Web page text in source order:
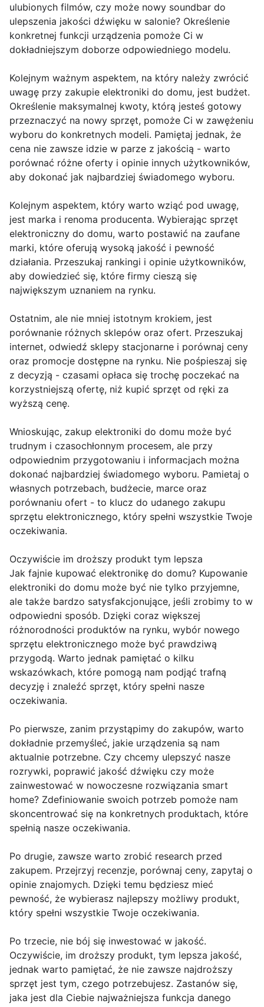
ulubionych filmów, czy może nowy soundbar do
ulepszenia jakości dźwięku w salonie? Określenie
konkretnej funkcji urządzenia pomoże Ci w
dokładniejszym doborze odpowiedniego modelu.
Kolejnym ważnym aspektem, na który należy zwrócić
uwagę przy zakupie elektroniki do domu, jest budżet.
Określenie maksymalnej kwoty, którą jesteś gotowy
przeznaczyć na nowy sprzęt, pomoże Ci w zawężeniu
wyboru do konkretnych modeli. Pamiętaj jednak, że
cena nie zawsze idzie w parze z jakością - warto
porównać różne oferty i opinie innych użytkowników,
aby dokonać jak najbardziej świadomego wyboru.
Kolejnym aspektem, który warto wziąć pod uwagę,
jest marka i renoma producenta. Wybierając sprzęt
elektroniczny do domu, warto postawić na zaufane
marki, które oferują wysoką jakość i pewność
działania. Przeszukaj rankingi i opinie użytkowników,
aby dowiedzieć się, które firmy cieszą się
największym uznaniem na rynku.
Ostatnim, ale nie mniej istotnym krokiem, jest
porównanie różnych sklepów oraz ofert. Przeszukaj
internet, odwiedź sklepy stacjonarne i porównaj ceny
oraz promocje dostępne na rynku. Nie pośpieszaj się
z decyzją - czasami opłaca się trochę poczekać na
korzystniejszą ofertę, niż kupić sprzęt od ręki za
wyższą cenę.
Wnioskując, zakup elektroniki do domu może być
trudnym i czasochłonnym procesem, ale przy
odpowiednim przygotowaniu i informacjach można
dokonać najbardziej świadomego wyboru. Pamietaj o
własnych potrzebach, budżecie, marce oraz
porównaniu ofert - to klucz do udanego zakupu
sprzętu elektronicznego, który spełni wszystkie Twoje
oczekiwania.
Oczywiście im droższy produkt tym lepsza
Jak fajnie kupować elektronikę do domu? Kupowanie
elektroniki do domu może być nie tylko przyjemne,
ale także bardzo satysfakcjonujące, jeśli zrobimy to w
odpowiedni sposób. Dzięki coraz większej
różnorodności produktów na rynku, wybór nowego
sprzętu elektronicznego może być prawdziwą
przygodą. Warto jednak pamiętać o kilku
wskazówkach, które pomogą nam podjąć trafną
decyzję i znaleźć sprzęt, który spełni nasze
oczekiwania.
Po pierwsze, zanim przystąpimy do zakupów, warto
dokładnie przemyśleć, jakie urządzenia są nam
aktualnie potrzebne. Czy chcemy ulepszyć nasze
rozrywki, poprawić jakość dźwięku czy może
zainwestować w nowoczesne rozwiązania smart
home? Zdefiniowanie swoich potrzeb pomoże nam
skoncentrować się na konkretnych produktach, które
spełnią nasze oczekiwania.
Po drugie, zawsze warto zrobić research przed
zakupem. Przejrzyj recenzje, porównaj ceny, zapytaj o
opinie znajomych. Dzięki temu będziesz mieć
pewność, że wybierasz najlepszy możliwy produkt,
który spełni wszystkie Twoje oczekiwania.
Po trzecie, nie bój się inwestować w jakość.
Oczywiście, im droższy produkt, tym lepsza jakość,
jednak warto pamiętać, że nie zawsze najdroższy
sprzęt jest tym, czego potrzebujesz. Zastanów się,
jaka jest dla Ciebie najważniejsza funkcja danego